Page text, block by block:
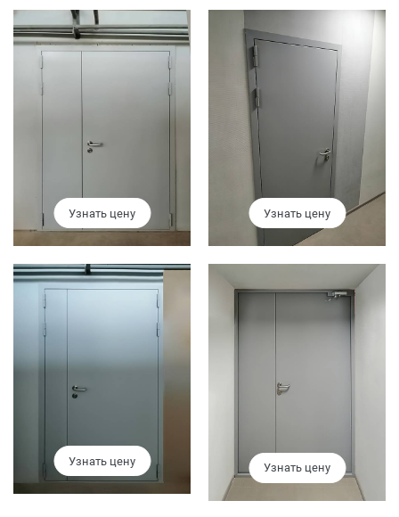
Узнать цену Узнать цену
Узнать цену Узнать цену